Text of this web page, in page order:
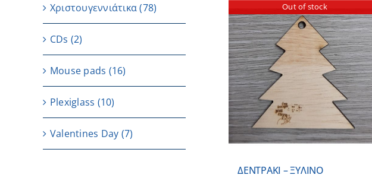
Out of stock
ΛΕΠΤΟΜΕΡΕΙΕΣ
ΔΕΝΤΡΑΚΙ – ΞΥΛΙΝO
ΛΕΠΤΟΜΕΡΕΙΕΣ
Χριστουγεννιάτικα(78)
CDs (2)
Μouse pads (16)
Plexiglass (10)
Valentines Day (7)